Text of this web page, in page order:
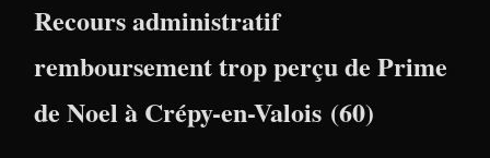
Recours administratif
remboursement trop perçu de Prime
de Noel à Crépy-en-Valois (60)